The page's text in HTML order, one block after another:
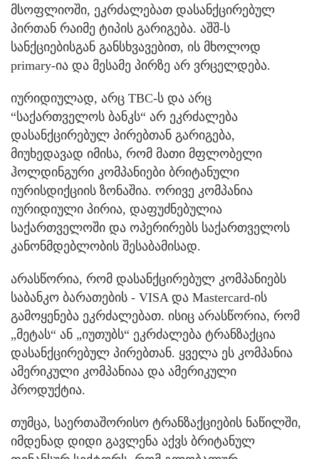
მსოფლიოში, ეკრძალებათ დასანქცირებულ
პირთან რაიმე ტიპის გარიგება. აშშ-ს
სანქციებისგან განსხვავებით, ის მხოლოდ
primary-ია და მესამე პირზე არ ვრცელდება.
იურიდიულად, არც TBC-ს და არც
“საქართველოს ბანკს“ არ ეკრძალება
დასანქცირებულ პირებთან გარიგება,
მიუხედავად იმისა, რომ მათი მფლობელი
ჰოლდინგური კომპანიები ბრიტანული
იურისდიქციის ზონაშია. ორივე კომპანია
იურიდიული პირია, დაფუძნებულია
საქართველოში და ოპერირებს საქართველოს
კანონმდებლობის შესაბამისად.
არასწორია, რომ დასანქცირებულ კომპანიებს
საბანკო ბარათების - VISA და Mastercard-ის
გამოყენება ეკრძალებათ. ისიც არასწორია, რომ
„მეტას“ ან „იუთუბს“ ეკრძალება ტრანზაქცია
დასანქცირებულ პირებთან. ყველა ეს კომპანია
ამერიკული კომპანიაა და ამერიკული
პროდუქტია.
თუმცა, საერთაშორისო ტრანზაქციების ნაწილში,
იმდენად დიდი გავლენა აქვს ბრიტანულ